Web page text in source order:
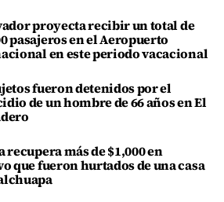
proyecta recibir un total de
pasajeros en el Aeropuerto
en este periodo vacacional
fueron detenidos por el
de un hombre de 66 años en El
recupera más de $1,000 en
que fueron hurtados de una casa